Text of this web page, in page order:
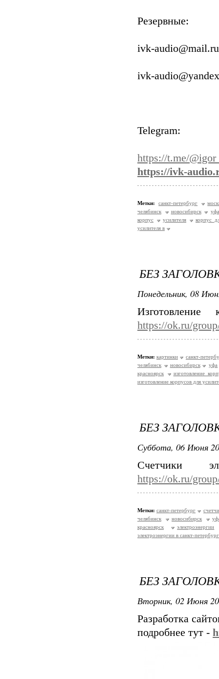
Резервные:
ivk-
ivk-
Telegram:
https://t.me/
https://ivk-
Метки: санкт-петербург
челябинск
новосибирск
корпус
усилителя
корпус
усилителя в
БЕЗ
Понедельник, 08
https://ok.ru/
Метки: картинки
санкт-
челябинск
новосибирск
уфа
красноярск
изготовление
изготовление корпусов для
БЕЗ
Суббота, 06 Июня
Счетчики
https://ok.ru/
Метки: санкт-петербург
челябинск
новосибирск
красноярск
электроэнергии
электроэнергии в санкт-
БЕЗ
Вторник, 02 Июня
Разработка
подробнее тут -